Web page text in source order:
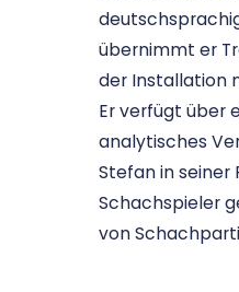
übernimmt er
der Installation
Er verfügt über
analytisches
Stefan in seiner
Schachspieler
von